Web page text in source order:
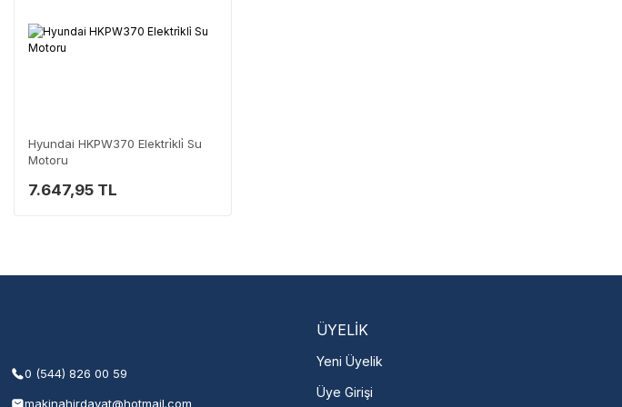
Hyundai HKPW370 Elektri̇kli̇ Su
Motoru
7.647,95 TL
0 (544) 826 00 59
makinahirdavat@hotmail.com
ÜYELİK
Yeni Üyelik
Üye Girişi